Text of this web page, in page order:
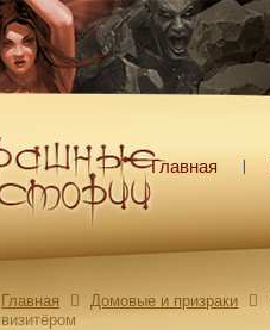
Главная
Главная Домовые и призраки
визитёром